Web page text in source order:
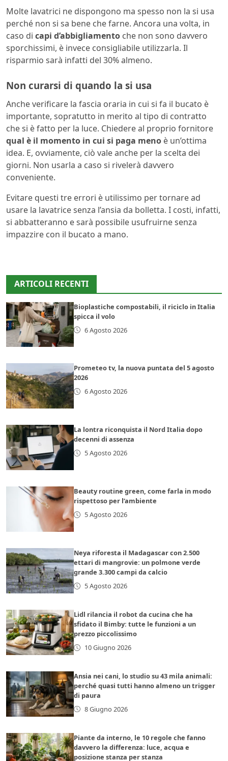
Molte lavatrici ne dispongono ma spesso non la si usa
perché non si sa bene che farne. Ancora una volta, in
caso di capi d’abbigliamento che non sono davvero
sporchissimi, è invece consigliabile utilizzarla. Il
risparmio sarà infatti del 30% almeno.
Non curarsi di quando la si usa
Anche verificare la fascia oraria in cui si fa il bucato è
importante, sopratutto in merito al tipo di contratto
che si è fatto per la luce. Chiedere al proprio fornitore
qual è il momento in cui si paga meno è un’ottima
idea. E, ovviamente, ciò vale anche per la scelta dei
giorni. Non usarla a caso si rivelerà davvero
conveniente.
Evitare questi tre errori è utilissimo per tornare ad
usare la lavatrice senza l’ansia da bolletta. I costi, infatti,
si abbatteranno e sarà possibile usufruirne senza
impazzire con il bucato a mano.
ARTICOLI RECENTI
Bioplastiche compostabili, il riciclo in Italia
spicca il volo
6 Agosto 2026
Prometeo tv, la nuova puntata del 5 agosto
2026
6 Agosto 2026
La lontra riconquista il Nord Italia dopo
decenni di assenza
5 Agosto 2026
Beauty routine green, come farla in modo
rispettoso per l’ambiente
5 Agosto 2026
Neya riforesta il Madagascar con 2.500
ettari di mangrovie: un polmone verde
grande 3.300 campi da calcio
5 Agosto 2026
Lidl rilancia il robot da cucina che ha
sfidato il Bimby: tutte le funzioni a un
prezzo piccolissimo
10 Giugno 2026
Ansia nei cani, lo studio su 43 mila animali:
perché quasi tutti hanno almeno un trigger
di paura
8 Giugno 2026
Piante da interno, le 10 regole che fanno
davvero la differenza: luce, acqua e
posizione stanza per stanza